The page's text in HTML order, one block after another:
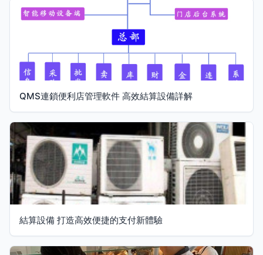
QMS連鎖便利店管理軟件 高效結算設備詳解
結算設備 打造高效便捷的支付新體驗